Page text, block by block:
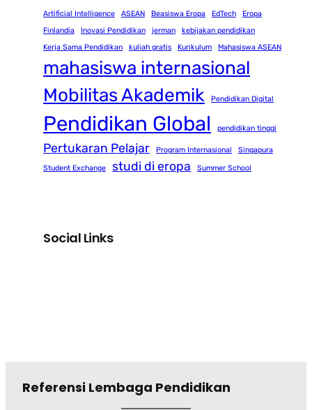
Artificial Intelligence ASEAN Beasiswa Eropa EdTech
Eropa
Finlandia
Inovasi Pendidikan jerman
kebijakan pendidikan
Kerja Sama Pendidikan
kuliah gratis Kurikulum Mahasiswa ASEAN
mahasiswa internasional
Mobilitas Akademik
Pendidikan Digital
Pendidikan Global pendidikan tinggi
Pertukaran Pelajar Program Internasional
Singapura
Student Exchange
studi di eropa Summer School
Social Links
Referensi Lembaga Pendidikan